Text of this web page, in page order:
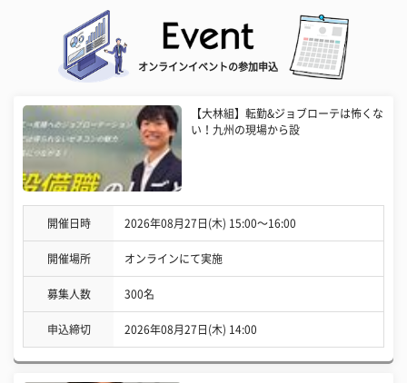
オンラインイベントの参加申込
【大林組】転勤&ジョブローテは怖くな
い！九州の現場から設
開催日時 2026年08月27日(木) 15:00〜16:00
開催場所 オンラインにて実施
募集人数 300名
申込締切 2026年08月27日(木) 14:00